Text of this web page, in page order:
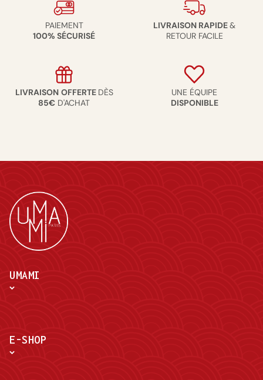
PAIEMENT
100% SÉCURISÉ
LIVRAISON RAPIDE&
RETOUR FACILE
LIVRAISON OFFERTE DÈS
85€ D'ACHAT
UNE ÉQUIPE
DISPONIBLE
UMAMI
E-SHOP